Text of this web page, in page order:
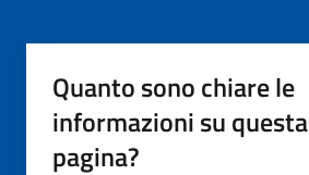
Quanto sono chiare le
informazioni su questa
pagina?